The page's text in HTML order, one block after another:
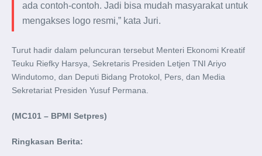
ada contoh-contoh. Jadi bisa mudah masyarakat untuk
mengakses logo resmi,” kata Juri.
Turut hadir dalam peluncuran tersebut Menteri Ekonomi Kreatif
Teuku Riefky Harsya, Sekretaris Presiden Letjen TNI Ariyo
Windutomo, dan Deputi Bidang Protokol, Pers, dan Media
Sekretariat Presiden Yusuf Permana.
(MC101 – BPMI Setpres)
Ringkasan Berita: